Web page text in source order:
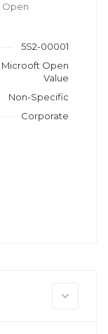
Open
5S2-00001
Microoft Open
Value
Non-Specific
Corporate